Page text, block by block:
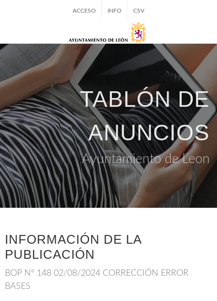
ACCESO INFO CSV
TABLÓN DE
ANUNCIOS
Ayuntamiento de Leon
INFORMACIÓN DE LA
PUBLICACIÓN
BOP Nº 148 02/08/2024 CORRECCIÓN ERROR
BASES